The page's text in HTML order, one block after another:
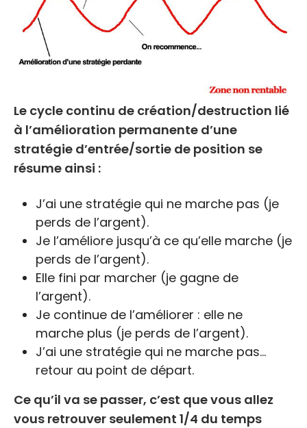
Le cycle continu de création/destruction lié
à l’amélioration permanente d’une
stratégie d’entrée/sortie de position se
résume ainsi :
J’ai une stratégie qui ne marche pas (je
perds de l’argent).
Je l’améliore jusqu’à ce qu’elle marche (je
perds de l’argent).
Elle fini par marcher (je gagne de
l’argent).
Je continue de l’améliorer : elle ne
marche plus (je perds de l’argent).
J’ai une stratégie qui ne marche pas…
retour au point de départ.
Ce qu’il va se passer, c’est que vous allez
vous retrouver seulement 1/4 du temps